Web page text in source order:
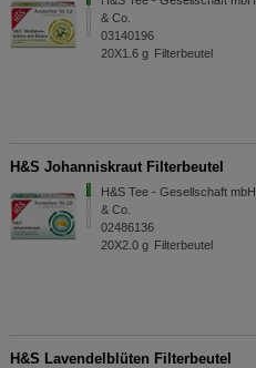
& Co.
03140196
20X1.6 g Filterbeutel
H&S Johanniskraut Filterbeutel
H&S Tee - Gesellschaft mbH
& Co.
02486136
20X2.0 g Filterbeutel
H&S Lavendelblüten Filterbeutel